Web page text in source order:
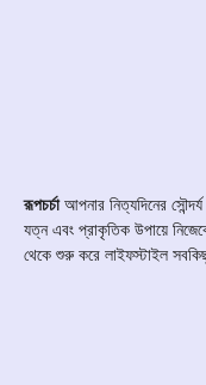
রূপচর্চাআপনার নিত্যদিনের
যত্ন এবং প্রাকৃতিক উপায়ে
থেকে শুরু করে লাইফস্টাইল